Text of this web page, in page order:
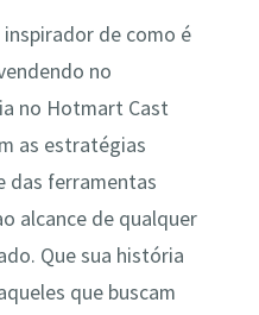
inspirador de como é
no
no Hotmart Cast
as estratégias
das ferramentas
alcance de qualquer
Que sua história
que buscam